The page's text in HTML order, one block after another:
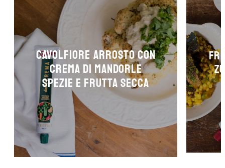
Cavolfiore arrosto con
crema di mandorle
spezie e frutta secca